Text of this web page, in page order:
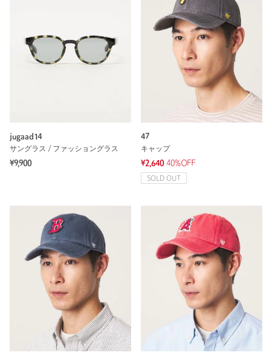
jugaad14
サングラス / ファッショングラス
¥9,900
47
キャップ
¥2,640 40%OFF
SOLD OUT